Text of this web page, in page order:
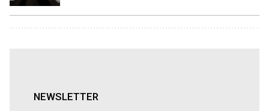
NEWSLETTER